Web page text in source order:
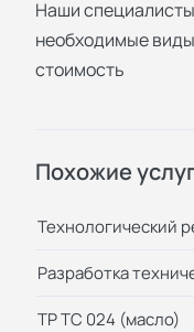
Наши
необходимые
стоимость
Похожие
Технологический
Разработка
ТР ТС 024 (масло)